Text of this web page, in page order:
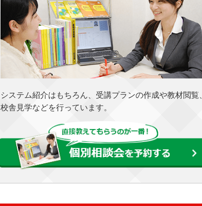
システム紹介はもちろん、受講プランの作成や教材閲覧、
校舎見学などを行っています。